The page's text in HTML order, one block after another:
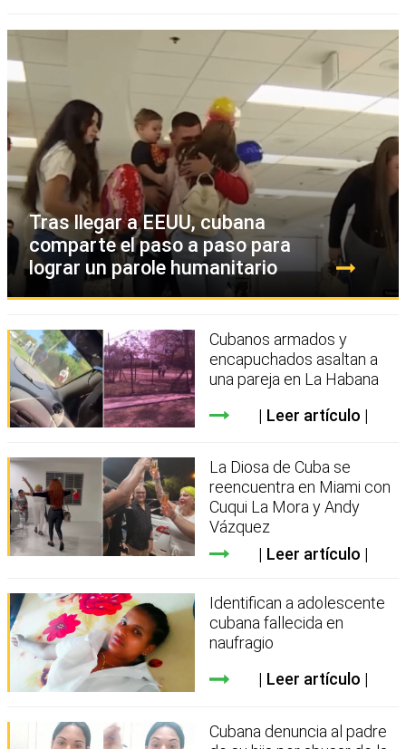
Tras llegar a EEUU, cubana
comparte el paso a paso para
lograr un parole humanitario
Cubanos armados y
encapuchados asaltan a
una pareja en La Habana
Leer artículo
La Diosa de Cuba se
reencuentra en Miami con
Cuqui La Mora y Andy
Vázquez
Leer artículo
Identifican a adolescente
cubana fallecida en
naufragio
Leer artículo
Cubana denuncia al padre